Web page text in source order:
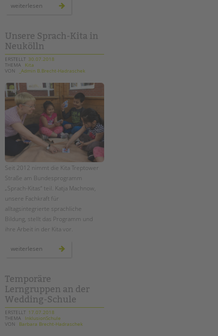
weiterlesen
fortbildung:
fachprofil
sprache
Unsere Sprach-Kita in
Neukölln
ERSTELLT 30.07.2018
THEMA
Kita
VON
_Admin B.Brecht-Hadraschek
Seit 2012 nimmt die Kita Treptower
Straße am Bundesprogramm
„Sprach-Kitas“ teil. Katja Machnow,
unsere Fachkraft für
alltagsintegrierte sprachliche
Bildung, stellt das Programm und
ihre Arbeit in der Kita vor.
weiterlesen unsere
sprach-
Temporäre
Lerngruppen an der
Wedding-Schule
ERSTELLT 17.07.2018
THEMA
InklusionSchule
VON
Barbara Brecht-Hadraschek